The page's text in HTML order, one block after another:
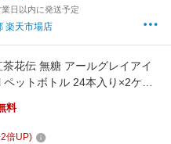
日以内に発送予定
楽天市場店
花伝 無糖 アールグレイアイ
ットボトル 24本入り×2ケー
料
2倍UP)